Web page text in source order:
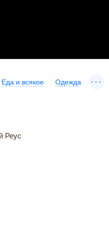
Еда и всякое Одежда ...
Реус